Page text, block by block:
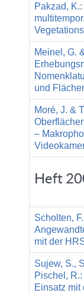
Pakzad,
Meinel, G.
und
Moré, J. &
–
Heft
Scholten,
mit der
Sujew, S.,
Pischel,
Einsatz mit